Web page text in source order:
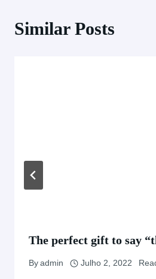
Similar Posts
The perfect gift to say
By admin Julho 2, 2022